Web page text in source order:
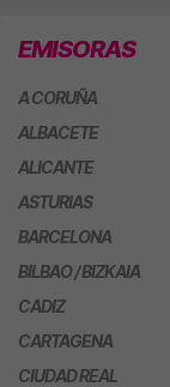
EMISORAS
A CORUÑA
ALBACETE
ALICANTE
ASTURIAS
BARCELONA
BILBAO / BIZKAIA
CADIZ
CARTAGENA
CIUDAD REAL